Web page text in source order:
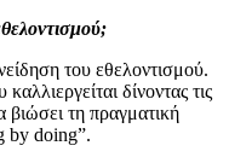
του εθελοντισμού.
δίνοντας τις
βιώσει τη πραγματική
by doing”.